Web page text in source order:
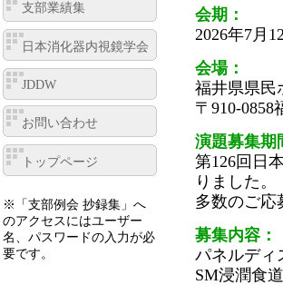
支部業績集
日本消化器内視鏡学会
JDDW
お問い合わせ
トップページ
※「支部例会 抄録集」へ
のアクセスにはユーザー
名、パスワードの入力が必
要です。
会期：
2026年7月
会場：
福井県県民
〒910-
演題募集期
第126回日
りました。
多数のご応
募集内容：
パネルディ
SM浸潤食